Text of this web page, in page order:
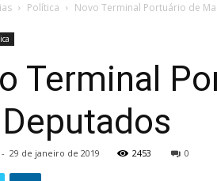
Política Novo Terminal Portuário de
Terminal
- 29 de janeiro de 2019 2453 0